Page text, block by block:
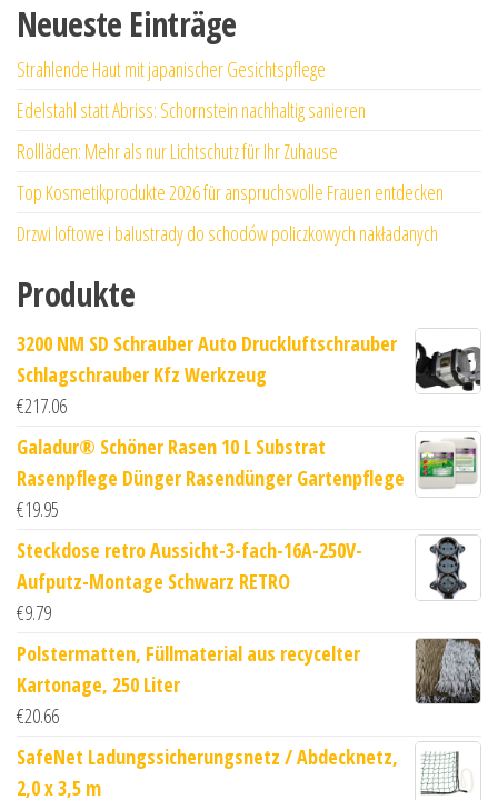
Neueste Einträge
Strahlende Haut mit japanischer Gesichtspflege
Edelstahl statt Abriss: Schornstein nachhaltig sanieren
Rollläden: Mehr als nur Lichtschutz für Ihr Zuhause
Top Kosmetikprodukte 2026 für anspruchsvolle Frauen entdecken
Drzwi loftowe i balustrady do schodów policzkowych nakładanych
Produkte
3200 NM SD Schrauber Auto Druckluftschrauber
Schlagschrauber Kfz Werkzeug
€217.06
Galadur® Schöner Rasen 10 L Substrat
Rasenpflege Dünger Rasendünger Gartenpflege
€19.95
Steckdose retro Aussicht-3-fach-16A-250V-
Aufputz-Montage Schwarz RETRO
€9.79
Polstermatten, Füllmaterial aus recycelter
Kartonage, 250 Liter
€20.66
SafeNet Ladungssicherungsnetz / Abdecknetz,
2,0 x 3,5 m